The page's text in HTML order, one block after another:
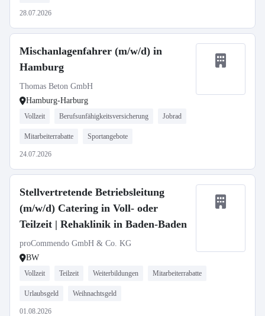
28.07.2026
Mischanlagenfahrer (m/w/d) in
Hamburg
Thomas Beton GmbH
Hamburg-Harburg
Vollzeit Berufsunfähigkeitsversicherung Jobrad
Mitarbeiterrabatte Sportangebote
24.07.2026
Stellvertretende Betriebsleitung
(m/w/d) Catering in Voll- oder
Teilzeit | Rehaklinik in Baden-Baden
proCommendo GmbH & Co. KG
BW
Vollzeit Teilzeit Weiterbildungen Mitarbeiterrabatte
Urlaubsgeld Weihnachtsgeld
01.08.2026